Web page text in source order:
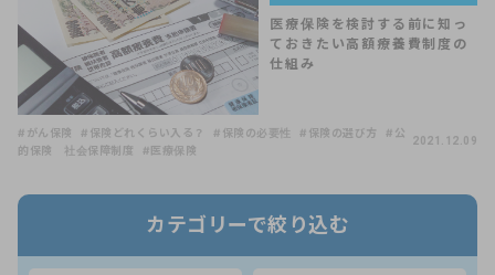
医療保険を検討する前に知っ
ておきたい高額療養費制度の
仕組み
#がん保険 #保険どれくらい入る？ #保険の必要性 #保険の選び方
#公
的保険 社会保障制度
#医療保険
2021.12.09
カテゴリーで絞り込む